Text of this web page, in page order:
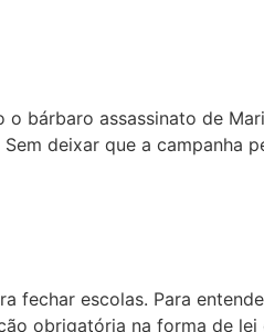
bárbaro assassinato de
deixar que a campanha
fechar escolas. Para
obrigatória na forma de